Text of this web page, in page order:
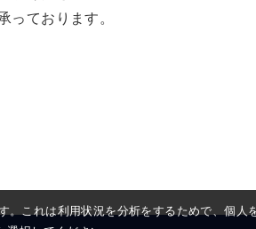
っております。
。これは利用状況を分析をするためで、個人